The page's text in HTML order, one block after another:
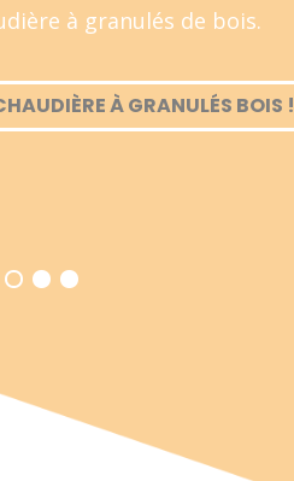
à granulés de bois.
À GRANULÉS BOIS !